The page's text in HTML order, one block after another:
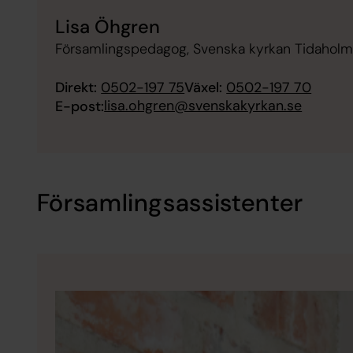
Lisa Öhgren
Församlingspedagog, Svenska kyrkan Tidaholm
Direkt: 0502-197 75Växel: 0502-197 70
E-post:lisa.ohgren@svenskakyrkan.se
Församlingsassistenter